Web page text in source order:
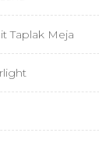
Taplak Meja